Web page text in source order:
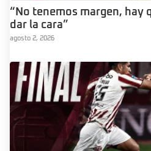
“No tenemos margen, hay
dar la cara”
agosto 2, 2026